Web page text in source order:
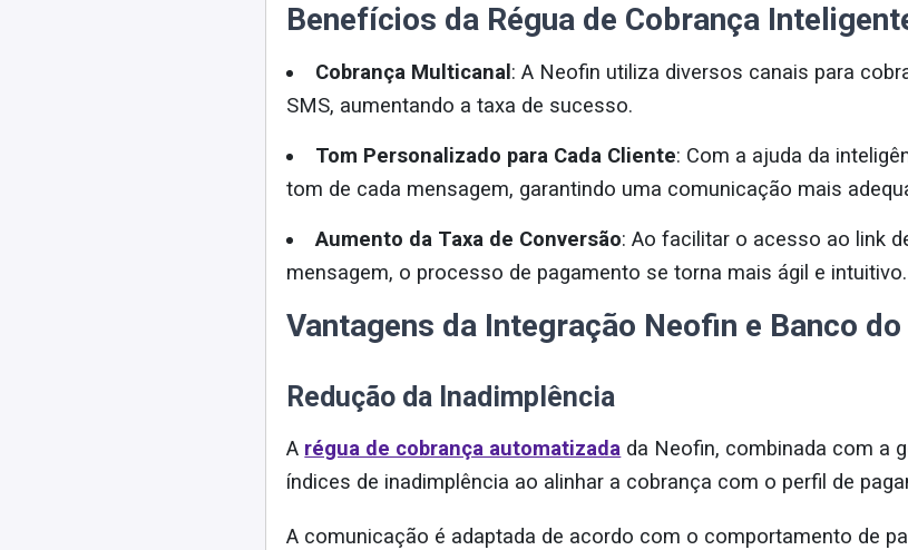
Benefícios da Régua de Cobrança
Cobrança Multicanal : A Neofin utiliza diversos canais para
SMS, aumentando a taxa de sucesso.
Tom Personalizado para Cada Cliente: Com a ajuda da
tom de cada mensagem, garantindo uma comunicação mais
Aumento da Taxa de Conversão: Ao facilitar o acesso ao link
mensagem, o processo de pagamento se torna mais ágil e intuitivo.
Vantagens da Integração Neofin e Banco do
Redução da Inadimplência
A régua de cobrança automatizada da Neofin, combinada com a
índices de inadimplência ao alinhar a cobrança com o perfil de
A comunicação é adaptada de acordo com o comportamento de